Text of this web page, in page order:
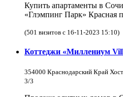
Купить апартаменты в
«Глэмпинг Парк» Красная
(501 визитов с 16-11-2023 15:10)
Коттеджи «Миллениум
354000 Краснодарский Край
3/3